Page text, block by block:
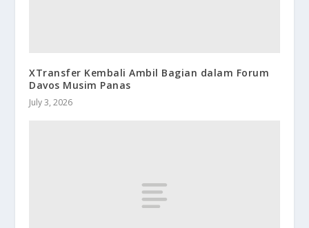
XTransfer Kembali Ambil Bagian dalam Forum
Davos Musim Panas
July 3, 2026